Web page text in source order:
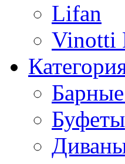
Lifan
Vinotti
Буфеты